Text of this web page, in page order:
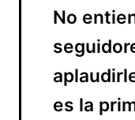
No
es la